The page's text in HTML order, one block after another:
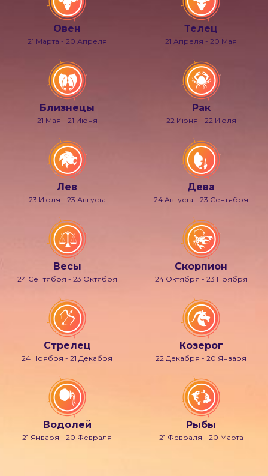
Овен
21 Марта - 20 Апреля
Телец
21 Апреля - 20 Мая
Близнецы
21 Мая - 21 Июня
Рак
22 Июня - 22 Июля
Лев
23 Июля - 23 Августа
Дева
24 Августа - 23 Сентября
Весы
24 Сентября - 23 Октября
Скорпион
24 Октября - 23 Ноября
Стрелец
24 Ноября - 21 Декабря
Козерог
22 Декабря - 20 Января
Водолей
21 Января - 20 Февраля
Рыбы
21 Февраля - 20 Марта